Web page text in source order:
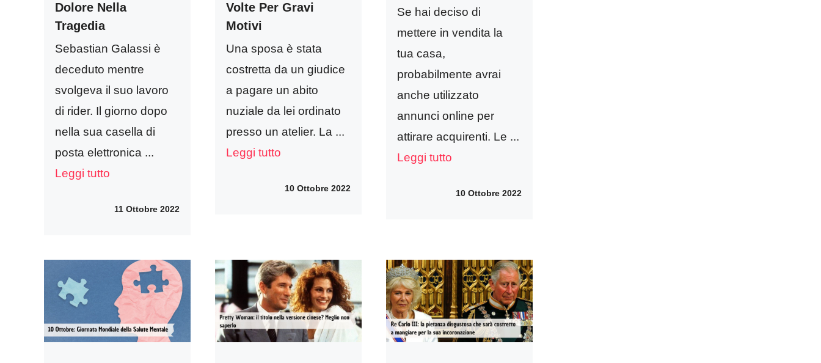
Dolore Nella
Tragedia
Sebastian Galassi è
deceduto mentre
svolgeva il suo lavoro
di rider. Il giorno dopo
nella sua casella di
posta elettronica ...
Leggi tutto
11 Ottobre 2022
Volte Per Gravi
Motivi
Una sposa è stata
costretta da un giudice
a pagare un abito
nuziale da lei ordinato
presso un atelier. La ...
Leggi tutto
10 Ottobre 2022
Se hai deciso di
mettere in vendita la
tua casa,
probabilmente avrai
anche utilizzato
annunci online per
attirare acquirenti. Le ...
Leggi tutto
10 Ottobre 2022